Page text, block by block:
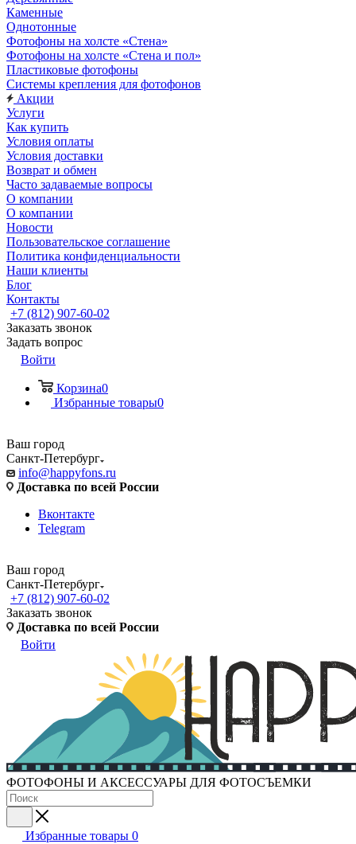
Каменные
Однотонные
Фотофоны на холсте «Стена»
Фотофоны на холсте «Стена и пол»
Пластиковые фотофоны
Системы крепления для фотофонов
Акции
Услуги
Как купить
Условия оплаты
Условия доставки
Возврат и обмен
Часто задаваемые вопросы
О компании
О компании
Новости
Пользовательское соглашение
Политика конфиденциальности
Наши клиенты
Блог
Контакты
+7 (812) 907-60-02
Заказать звонок
Задать вопрос
Войти
Корзина0
Избранные товары0
Ваш город
Санкт-Петербург
info@happyfons.ru
Доставка по всей России
Вконтакте
Telegram
Ваш город
Санкт-Петербург
+7 (812) 907-60-02
Заказать звонок
Доставка по всей России
Войти
ФОТОФОНЫ И АКСЕССУАРЫ ДЛЯ ФОТОСЪЕМКИ
Избранные товары 0